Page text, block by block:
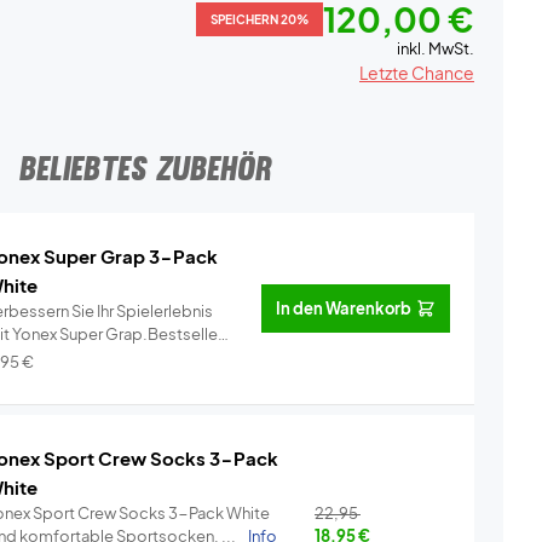
SPEICHERN 20% 120,00 €
inkl. MwSt.
Letzte Chance
BELIEBTES ZUBEHÖR
Super Grap 3-Pack
Sie Ihr Spielerlebnis
Yonex Super Grap.Bestseller
Info
€
In den Warenkorb
Sport Crew Socks 3-Pack
Sport Crew Socks 3-Pack White
komfortable Sportsocken, ...
Info
22,95
18,95€